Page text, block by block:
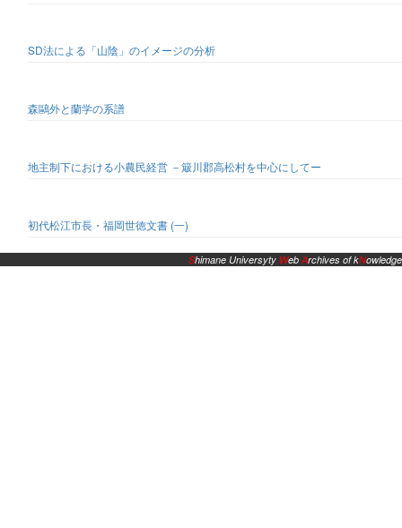
SD法による「山陰」のイメージの分析
森鷗外と蘭学の系譜
地主制下における小農民経営 －簸川郡高松村を中心にしてー
初代松江市長・福岡世徳文書 (一)
Shimane Universyty WebArchives of kNowledge